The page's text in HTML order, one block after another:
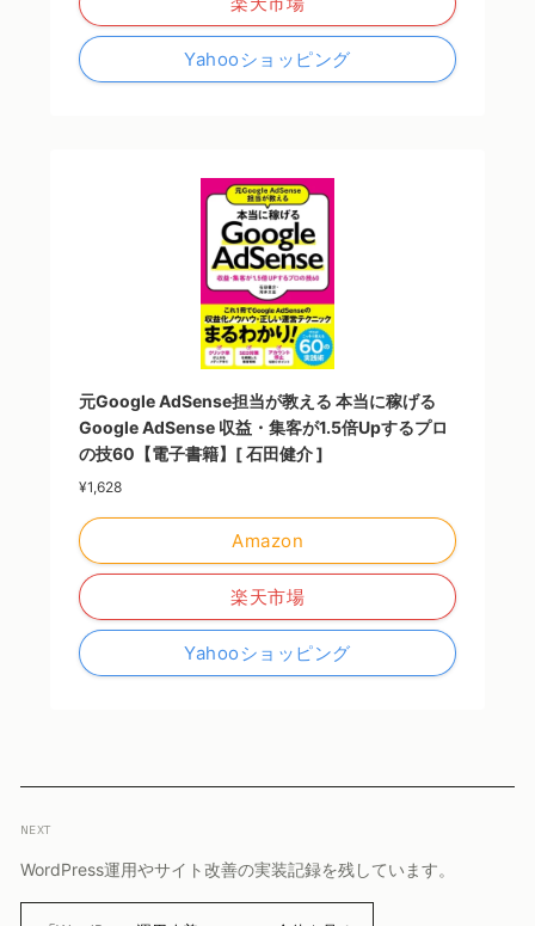
Yahooショッピング
元Google AdSense担当が教える 本当に稼げる
Google AdSense 収益・集客が1.5倍Upするプロ
の技60【電子書籍】[ 石田健介 ]
¥1,628
Amazon
楽天市場
Yahooショッピング
NEXT
WordPress運用やサイト改善の実装記録を残しています。